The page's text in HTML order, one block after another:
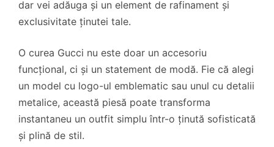
dar vei adăuga și un element de rafinament și
exclusivitate ținutei tale.
O curea Gucci nu este doar un accesoriu
funcțional, ci și un statement de modă. Fie că alegi
un model cu logo-ul emblematic sau unul cu detalii
metalice, această piesă poate transforma
instantaneu un outfit simplu într-o ținută sofisticată
și plină de stil.